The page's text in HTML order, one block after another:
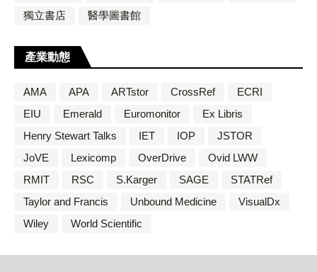
獨立書店
醫學圖書館
產業動態
AMA APA ARTstor CrossRef
ECRI
EIU
Emerald Euromonitor
Ex Libris
Henry Stewart Talks
IET IOP
JSTOR
JoVE
Lexicomp OverDrive
Ovid LWW
RMIT
RSC S.Karger SAGE
STATRef
Taylor and Francis
Unbound Medicine
VisualDx
Wiley
World Scientific